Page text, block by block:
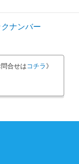
ナンバー
合せはコチラ》